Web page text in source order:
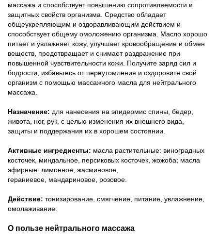
массажа и способствует повышению сопротивляемости и
защитных свойств организма. Средство обладает
общеукрепляющим и оздоравливающим действием и
способствует общему омоложению организма. Масло хорошо
питает и увлажняет кожу, улучшает кровообращение и обмен
веществ, предотвращает и снимает раздражение при
повышенной чувствительности кожи. Получите заряд сил и
бодрости, избавьтесь от переутомления и оздоровите свой
организм с помощью массажного масла для нейтрального
массажа.
Назначение: для нанесения на эпидермис спины, бедер,
живота, ног, рук, с целью изменения их внешнего вида,
защиты и поддержания их в хорошем состоянии.
Активные ингредиенты: масла растительные: виноградных
косточек, миндальное, персиковых косточек, жожоба; масла
эфирные: лимонное, жасминовое,
гераниевое, мандариновое, розовое.
Действие: тонизирование, смягчение, питание, увлажнение,
омолаживание.
О пользе нейтрального массажа